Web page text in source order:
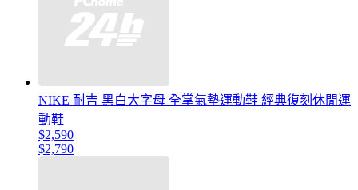
NIKE 耐吉 黑白大字母 全掌氣墊運動鞋 經典復刻休閒運
動鞋
$2,590
$2,790